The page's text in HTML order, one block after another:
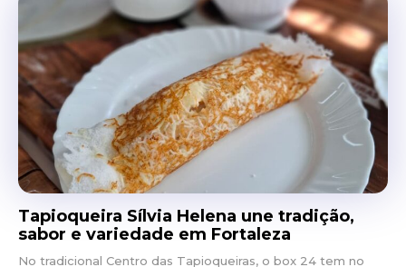
Tapioqueira Sílvia Helena une tradição,
sabor e variedade em Fortaleza
No tradicional Centro das Tapioqueiras, o box 24 tem no